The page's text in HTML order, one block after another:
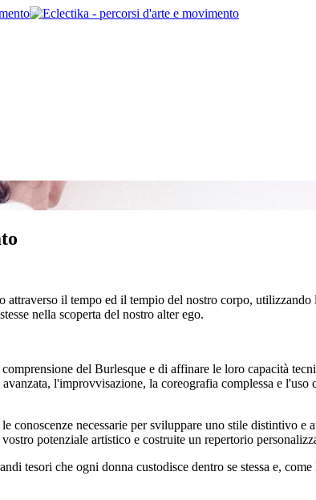
il tempo ed il tempio del nostro corpo,
nella scoperta del nostro alter ego.
del Burlesque e di affinare le loro capacità
l'improvvisazione, la coreografia complessa e
necessarie per sviluppare uno stile distintivo
potenziale artistico e costruite un repertorio
tesori che ogni donna custodisce dentro se stessa e,